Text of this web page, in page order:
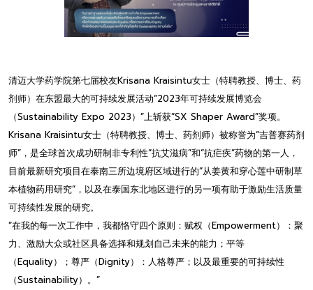
清迈大学药学院第七届校友Krisana Kraisintu女士（特聘教授、博士、药
剂师）在东盟最大的可持续发展活动“2023年可持续发展博览会
（Sustainability Expo 2023）”上斩获“SX Shaper Award”奖项。
Krisana Kraisintu女士（特聘教授、博士、药剂师）被称誉为“吉普赛药剂
师”，是全球首次成功研制非专利性“抗艾滋病”和“抗疟疾”药物的第一人，
目前最新研究项目在泰南三所边境府区域进行的“从姜黄和穿心莲中研制草
本植物药用研究”，以及在泰国东北地区进行的另一项有助于激励生活质量
可持续性发展的研究。
“在我的每一次工作中，我都恪守四个原则：赋权（Empowerment）：聚
力、激励大众或社区具备选择和规划自己未来的能力；平等
（Equality）；尊严（Dignity）：人格尊严；以及最重要的可持续性
（Sustainability）。”